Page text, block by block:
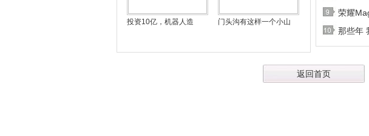
投资10亿，机器人造 门头沟有这样一个小山
荣耀
那些年
返回首页